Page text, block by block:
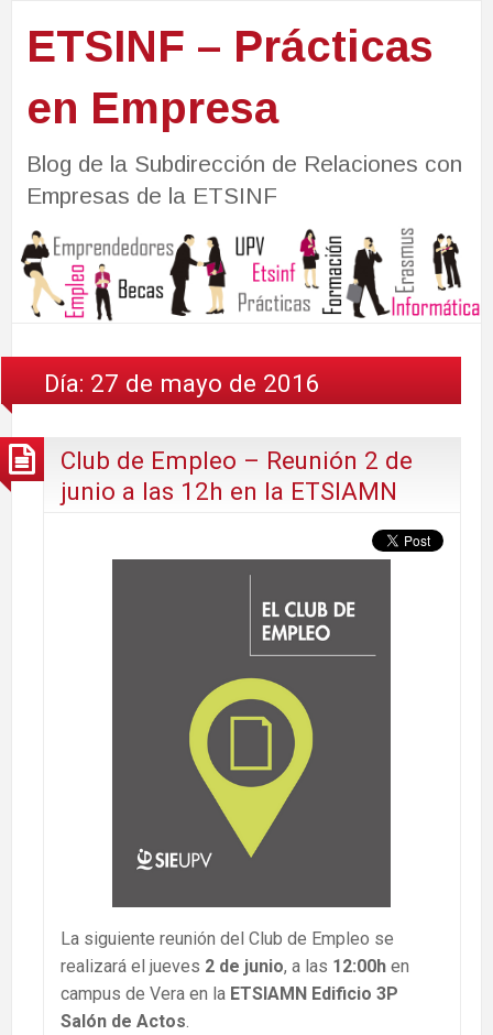
ETSINF – Prácticas
en Empresa
Blog de la Subdirección de Relaciones con
Empresas de la ETSINF
Día: 27 de mayo de 2016
Club de Empleo – Reunión 2 de
junio a las 12h en la ETSIAMN
La siguiente reunión del Club de Empleo se
realizará el jueves 2 de junio, a las 12:00h en
campus de Vera en la ETSIAMN Edificio 3P
Salón de Actos